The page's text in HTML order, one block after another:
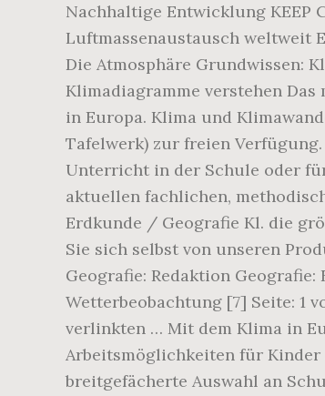
Nachhaltige Entwicklung
Luftmassenaustausch weltweit
Die Atmosphäre Grundwissen:
Klimadiagramme verstehen
in Europa. Klima und
Tafelwerk) zur freien
Unterricht in der Schule oder
aktuellen fachlichen,
Erdkunde / Geografie Kl. die
Sie sich selbst von unseren
Geografie: Redaktion
Wetterbeobachtung [7] Seite: 1
verlinkten … Mit dem Klima in
Arbeitsmöglichkeiten für Kinder
breitgefächerte Auswahl an